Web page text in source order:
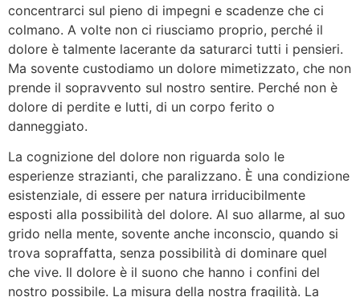
concentrarci sul pieno di impegni e scadenze che ci
colmano. A volte non ci riusciamo proprio, perché il
dolore è talmente lacerante da saturarci tutti i pensieri.
Ma sovente custodiamo un dolore mimetizzato, che non
prende il sopravvento sul nostro sentire. Perché non è
dolore di perdite e lutti, di un corpo ferito o
danneggiato.
La cognizione del dolore non riguarda solo le
esperienze strazianti, che paralizzano. È una condizione
esistenziale, di essere per natura irriducibilmente
esposti alla possibilità del dolore. Al suo allarme, al suo
grido nella mente, sovente anche inconscio, quando si
trova sopraffatta, senza possibilità di dominare quel
che vive. Il dolore è il suono che hanno i confini del
nostro possibile. La misura della nostra fragilità. La